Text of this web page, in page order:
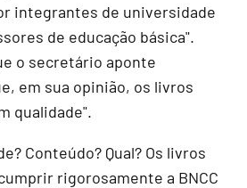
integrantes de universidade
de educação básica".
o secretário aponte
em sua opinião, os livros
qualidade".
Conteúdo? Qual? Os livros
rigorosamente a BNCC